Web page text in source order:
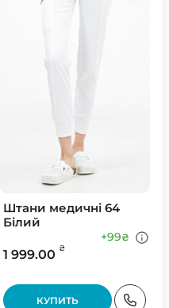
Штани медичні 64
Білий
1 999.00 ₴
+99₴
КУПИТЬ